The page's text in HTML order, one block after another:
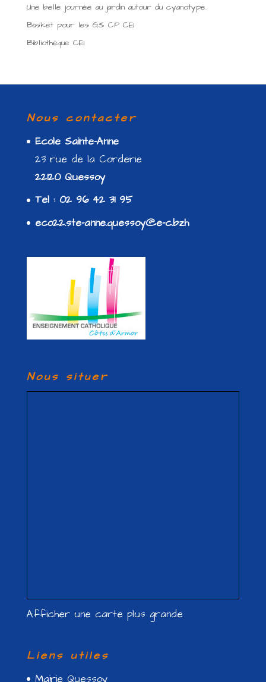
Une belle journée au jardin autour du cyanotype.
Basket pour les GS CP CE1
Bibliothèque CE1
Nous contacter
Ecole Sainte-Anne
23 rue de la Corderie
22120 Quessoy
Tel : 02 96 42 31 95
eco22.ste-anne.quessoy@e-c.bzh
Nous situer
Afficher une carte plus grande
Liens utiles
Mairie Quessoy